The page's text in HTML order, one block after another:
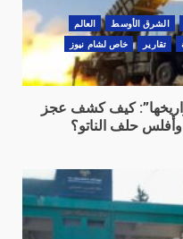
الشرق الأوسط
العالم
تقارير
خاص لشام نيوز
كيف كشف عجز
حلف الناتو؟